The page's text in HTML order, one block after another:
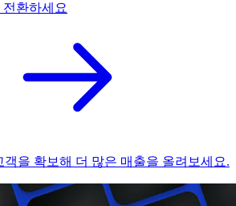
전환하세요
객을 확보해 더 많은 매출을 올려보세요.